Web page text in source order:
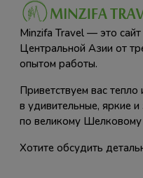
Minzifa Travel — это
Центральной Азии от
опытом работы.
Приветствуем вас
в удивительные, яркие
по великому Шелковому
Хотите обсудить